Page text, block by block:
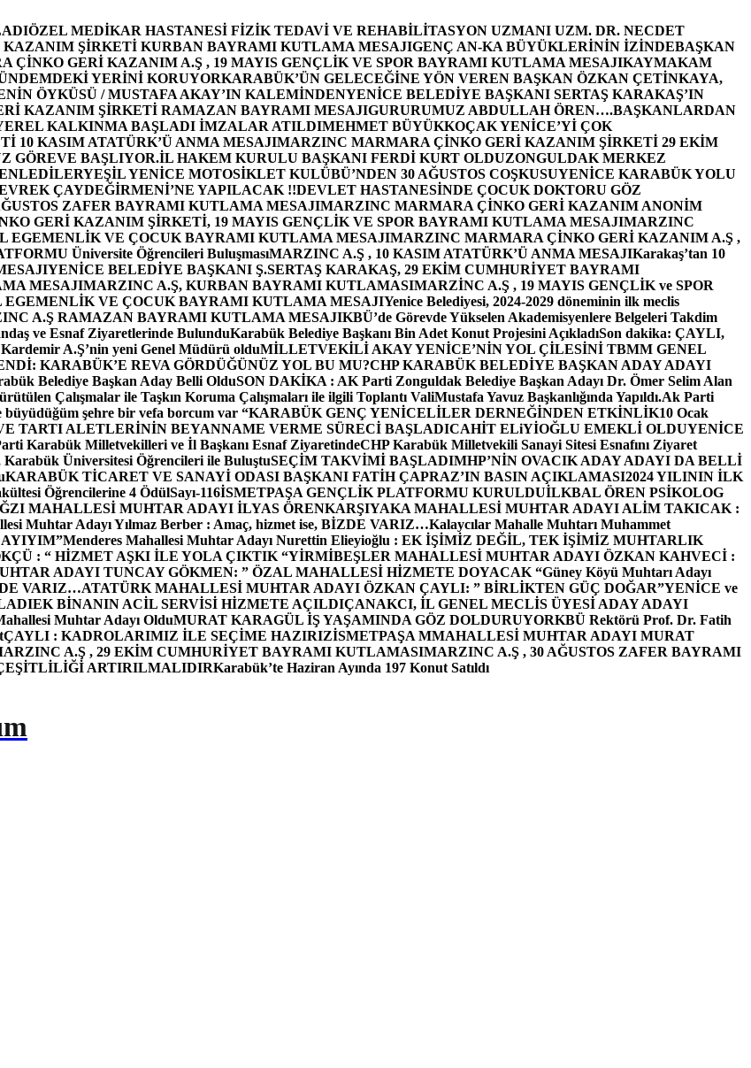
ÖZEL MEDİKAR HASTANESİ FİZİK TEDAVİ VE REHABİLİTASYON UZMANI UZM. DR. NECDET
ŞİRKETİ KURBAN BAYRAMI KUTLAMA MESAJIGENÇ AN-KA BÜYÜKLERİNİN İZİNDEBAŞKAN
ÇİNKO GERİ KAZANIM A.Ş , 19 MAYIS GENÇLİK VE SPOR BAYRAMI KUTLAMA MESAJIKAYMAKAM
YERİNİ KORUYORKARABÜK’ÜN GELECEĞİNE YÖN VEREN BAŞKAN ÖZKAN ÇETİNKAYA,
ÖYKÜSÜ / MUSTAFA AKAY’IN KALEMİNDENYENİCE BELEDİYE BAŞKANI SERTAŞ KARAKAŞ’IN
KAZANIM ŞİRKETİ RAMAZAN BAYRAMI MESAJIGURURUMUZ ABDULLAH ÖREN….BAŞKANLARDAN
KALKINMA BAŞLADI İMZALAR ATILDIMEHMET BÜYÜKKOÇAK YENİCE’Yİ ÇOK
10 KASIM ATATÜRK’Ü ANMA MESAJIMARZINC MARMARA ÇİNKO GERİ KAZANIM ŞİRKETİ 29 EKİM
GÖREVE BAŞLIYOR.İL HAKEM KURULU BAŞKANI FERDİ KURT OLDUZONGULDAK MERKEZ
YEŞİL YENİCE MOTOSİKLET KULÜBÜ’NDEN 30 AĞUSTOS COŞKUSUYENİCE KARABÜK YOLU
ÇAYDEĞİRMENİ’NE YAPILACAK !!DEVLET HASTANESİNDE ÇOCUK DOKTORU GÖZ
ZAFER BAYRAMI KUTLAMA MESAJIMARZINC MARMARA ÇİNKO GERİ KAZANIM ANONİM
GERİ KAZANIM ŞİRKETİ, 19 MAYIS GENÇLİK VE SPOR BAYRAMI KUTLAMA MESAJIMARZINC
EGEMENLİK VE ÇOCUK BAYRAMI KUTLAMA MESAJIMARZINC MARMARA ÇİNKO GERİ KAZANIM A.Ş ,
Üniversite Öğrencileri BuluşmasıMARZINC A.Ş , 10 KASIM ATATÜRK’Ü ANMA MESAJIKarakaş’tan 10
YENİCE BELEDİYE BAŞKANI Ş.SERTAŞ KARAKAŞ, 29 EKİM CUMHURİYET BAYRAMI
MESAJIMARZINC A.Ş, KURBAN BAYRAMI KUTLAMASIMARZİNC A.Ş , 19 MAYIS GENÇLİK ve SPOR
EGEMENLİK VE ÇOCUK BAYRAMI KUTLAMA MESAJIYenice Belediyesi, 2024-2029 döneminin ilk meclis
A.Ş RAMAZAN BAYRAMI KUTLAMA MESAJIKBÜ’de Görevde Yükselen Akademisyenlere Belgeleri Takdim
ve Esnaf Ziyaretlerinde BulunduKarabük Belediye Başkanı Bin Adet Konut Projesini AçıkladıSon dakika: ÇAYLI,
A.Ş’nin yeni Genel Müdürü olduMİLLETVEKİLİ AKAY YENİCE’NİN YOL ÇİLESİNİ TBMM GENEL
KARABÜK’E REVA GÖRDÜĞÜNÜZ YOL BU MU?CHP KARABÜK BELEDİYE BAŞKAN ADAY ADAYI
Belediye Başkan Aday Belli OlduSON DAKİKA : AK Parti Zonguldak Belediye Başkan Adayı Dr. Ömer Selim Alan
Çalışmalar ile Taşkın Koruma Çalışmaları ile ilgili Toplantı ValiMustafa Yavuz Başkanlığında Yapıldı.Ak Parti
büyüdüğüm şehre bir vefa borcum var “KARABÜK GENÇ YENİCELİLER DERNEĞİNDEN ETKİNLİK10 Ocak
TARTI ALETLERİNİN BEYANNAME VERME SÜRECİ BAŞLADICAHİT ELiYİOĞLU EMEKLİ OLDUYENİCE
Karabük Milletvekilleri ve İl Başkanı Esnaf ZiyaretindeCHP Karabük Milletvekili Sanayi Sitesi Esnafını Ziyaret
Üniversitesi Öğrencileri ile BuluştuSEÇİM TAKVİMİ BAŞLADIMHP’NİN OVACIK ADAY ADAYI DA BELLİ
KARABÜK TİCARET VE SANAYİ ODASI BAŞKANI FATİH ÇAPRAZ’IN BASIN AÇIKLAMASI2024 YILININ İLK
Öğrencilerine 4 ÖdülSayı-116İSMETPAŞA GENÇLİK PLATFORMU KURULDUİLKBAL ÖREN PSİKOLOG
MAHALLESİ MUHTAR ADAYI İLYAS ÖRENKARŞIYAKA MAHALLESİ MUHTAR ADAYI ALİM TAKICAK :
Muhtar Adayı Yılmaz Berber : Amaç, hizmet ise, BİZDE VARIZ…Kalaycılar Mahalle Muhtarı Muhammet
Menderes Mahallesi Muhtar Adayı Nurettin Elieyioğlu : EK İŞİMİZ DEĞİL, TEK İŞİMİZ MUHTARLIK
: “ HİZMET AŞKI İLE YOLA ÇIKTIK “YİRMİBEŞLER MAHALLESİ MUHTAR ADAYI ÖZKAN KAHVECİ :
ADAYI TUNCAY GÖKMEN: ” ÖZAL MAHALLESİ HİZMETE DOYACAK “Güney Köyü Muhtarı Adayı
VARIZ…ATATÜRK MAHALLESİ MUHTAR ADAYI ÖZKAN ÇAYLI: ” BİRLİKTEN GÜÇ DOĞAR”YENİCE ve
EK BİNANIN ACİL SERVİSİ HİZMETE AÇILDIÇANAKCI, İL GENEL MECLİS ÜYESİ ADAY ADAYI
Muhtar Adayı OlduMURAT KARAGÜL İŞ YAŞAMINDA GÖZ DOLDURUYORKBÜ Rektörü Prof. Dr. Fatih
ÇAYLI : KADROLARIMIZ İLE SEÇİME HAZIRIZİSMETPAŞA MMAHALLESİ MUHTAR ADAYI MURAT
A.Ş , 29 EKİM CUMHURİYET BAYRAMI KUTLAMASIMARZINC A.Ş , 30 AĞUSTOS ZAFER BAYRAMI
ARTIRILMALIDIRKarabük’te Haziran Ayında 197 Konut Satıldı